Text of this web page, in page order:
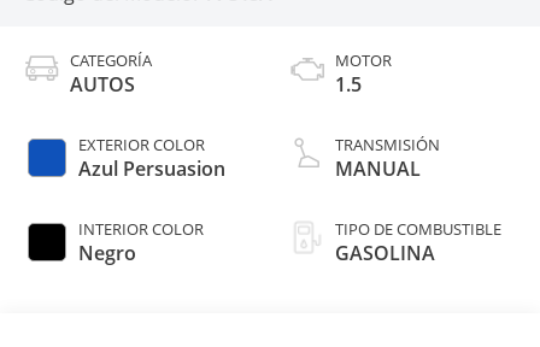
CATEGORÍA
AUTOS
EXTERIOR COLOR
Azul Persuasion
INTERIOR COLOR
Negro
MOTOR
1.5
TRANSMISIÓN
MANUAL
TIPO DE COMBUSTIBLE
GASOLINA